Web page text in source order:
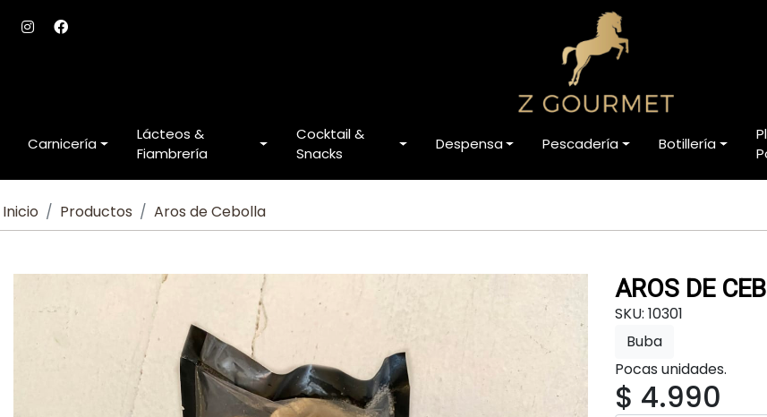
Carnicería
Lácteos &
Fiambrería
Cocktail &
Snacks
Despensa Pescadería Botillería
Inicio Productos Aros de Cebolla
AROS DE
SKU: 10301
Buba
Pocas unidades.
$ 4.990